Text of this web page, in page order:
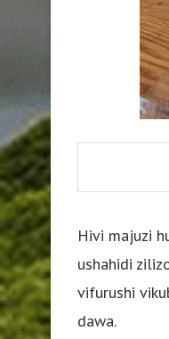
Hivi majuzi
ushahidi
vifurushi
dawa.